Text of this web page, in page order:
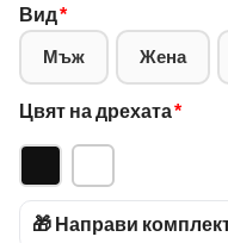
Вид*
Мъж Жена
Цвят на дрехата*
🎁 Направи